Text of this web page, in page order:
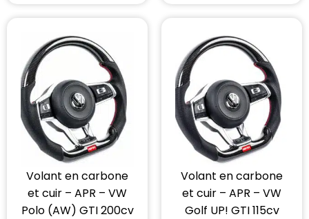
Volant en carbone
et cuir – APR – VW
Polo (AW) GTI 200cv
Volant en carbone
et cuir – APR – VW
Golf UP! GTI 115cv